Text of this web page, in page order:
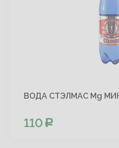
ВОДА СТЭЛМАС Mg
110